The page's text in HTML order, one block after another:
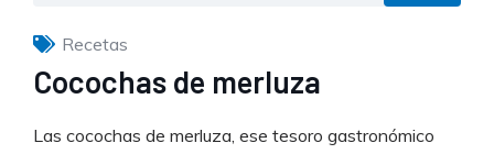
Recetas
Cocochas de merluza
Las cocochas de merluza, ese tesoro gastronómico